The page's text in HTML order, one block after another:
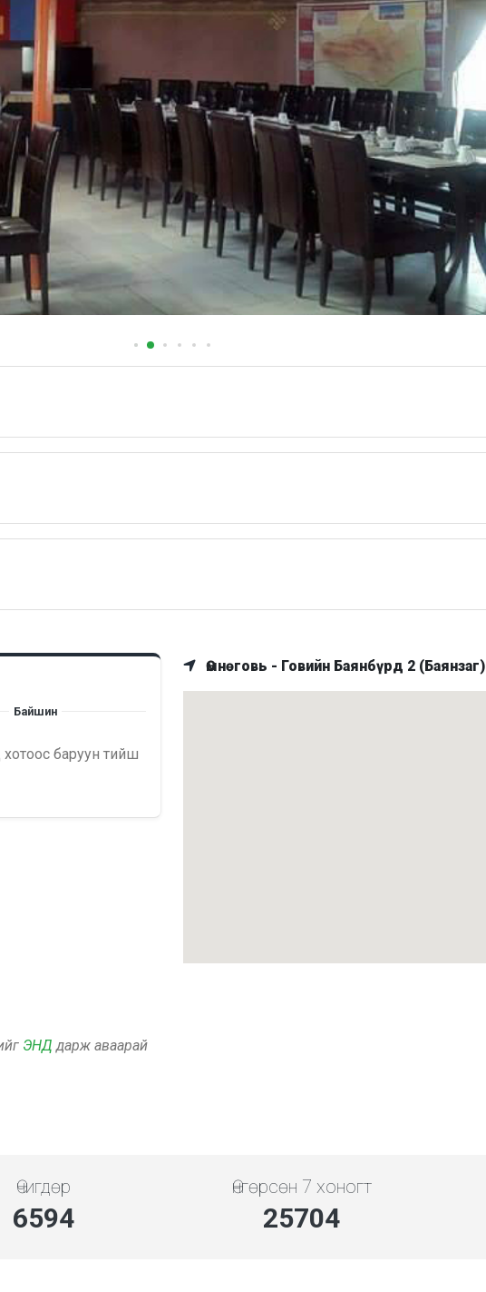
Байшин
баруун тийш
Өмнөговь - Говийн Баянбүрд 2 (Баянзаг)
ЭНД дарж аваарай
Өчигдөр
7608
Өнгөрсөн 7 хоногт
29659